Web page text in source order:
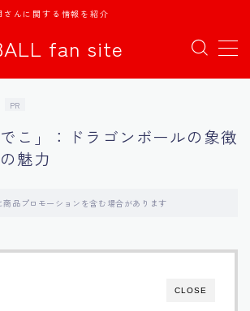
fan site
さんに関する情報を紹介
PR
こ」：ドラゴンボールの象徴
魅力
商品プロモーションを含む場合があります
CLOSE